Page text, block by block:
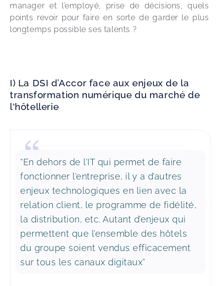
manager et l’employé, prise de décisions, quels
points revoir pour faire en sorte de garder le plus
longtemps possible ses talents ?
I) La DSI d’Accor face aux enjeux de la
transformation numérique du marché de
l'hôtellerie
“En dehors de l’IT qui permet de faire
fonctionner l’entreprise, il y a d’autres
enjeux technologiques en lien avec la
relation client, le programme de fidélité,
la distribution, etc. Autant d’enjeux qui
permettent que l’ensemble des hôtels
du groupe soient vendus efficacement
sur tous les canaux digitaux”